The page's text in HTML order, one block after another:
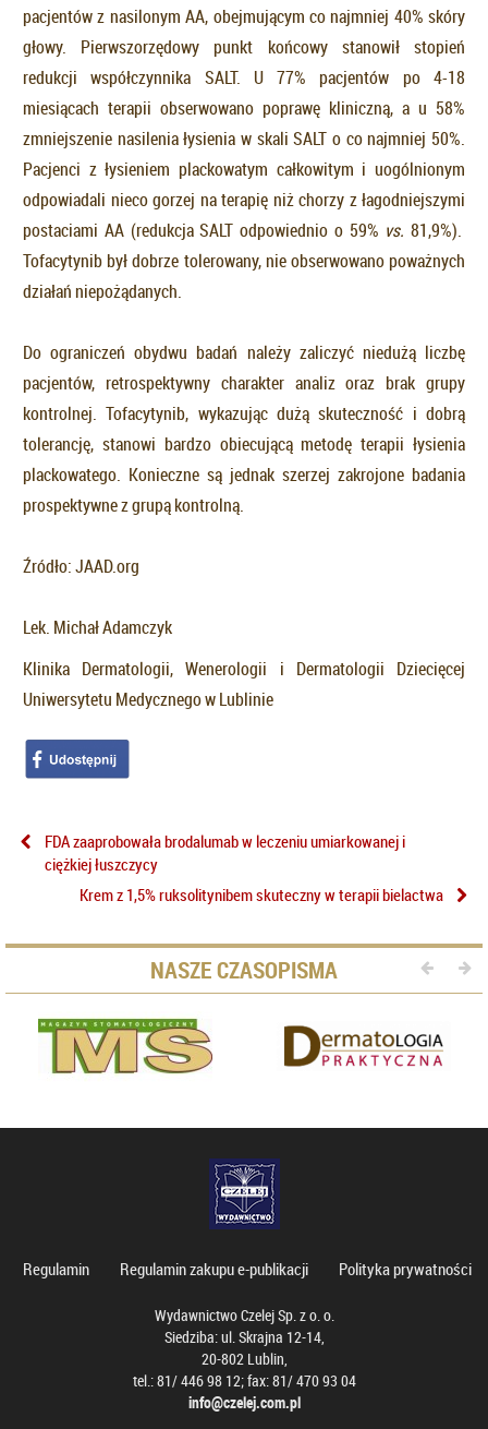
pacjentów z nasilonym AA, obejmującym co najmniej 40% skóry
głowy. Pierwszorzędowy punkt końcowy stanowił stopień
redukcji współczynnika SALT. U 77% pacjentów po 4-18
miesiącach terapii obserwowano poprawę kliniczną, a u 58%
zmniejszenie nasilenia łysienia w skali SALT o co najmniej 50%.
Pacjenci z łysieniem plackowatym całkowitym i uogólnionym
odpowiadali nieco gorzej na terapię niż chorzy z łagodniejszymi
postaciami AA (redukcja SALT odpowiednio o 59% vs. 81,9%).
Tofacytynib był dobrze tolerowany, nie obserwowano poważnych
działań niepożądanych.
Do ograniczeń obydwu badań należy zaliczyć niedużą liczbę
pacjentów, retrospektywny charakter analiz oraz brak grupy
kontrolnej. Tofacytynib, wykazując dużą skuteczność i dobrą
tolerancję, stanowi bardzo obiecującą metodę terapii łysienia
plackowatego. Konieczne są jednak szerzej zakrojone badania
prospektywne z grupą kontrolną.
Źródło: JAAD.org
Lek. Michał Adamczyk
Klinika Dermatologii, Wenerologii i Dermatologii Dziecięcej
Uniwersytetu Medycznego w Lublinie
FDA zaaprobowała brodalumab w leczeniu umiarkowanej i
ciężkiej łuszczycy
Krem z 1,5% ruksolitynibem skuteczny w terapii bielactwa
NASZE CZASOPISMA
Regulamin Regulamin zakupu e-publikacji Polityka prywatności
Wydawnictwo Czelej Sp. z o. o.
Siedziba: ul. Skrajna 12-14,
20-802 Lublin,
tel.: 81/ 446 98 12; fax: 81/ 470 93 04
info@czelej.com.pl